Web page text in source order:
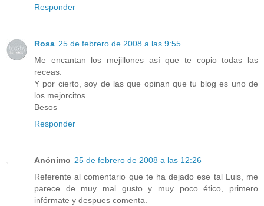
Responder
Rosa 25 de febrero de 2008 a las 9:55
Me encantan los mejillones así que te copio todas las
receas.
Y por cierto, soy de las que opinan que tu blog es uno de
los mejorcitos.
Besos
Responder
Anónimo 25 de febrero de 2008 a las 12:26
Referente al comentario que te ha dejado ese tal Luis, me
parece de muy mal gusto y muy poco ético, primero
infórmate y despues comenta.